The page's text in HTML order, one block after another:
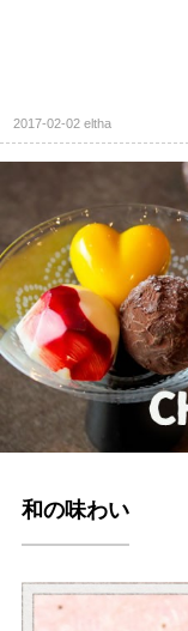
2017-02-02eltha
和の味わい